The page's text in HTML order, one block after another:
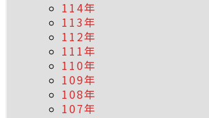
114年
113年
112年
111年
110年
109年
108年
107年